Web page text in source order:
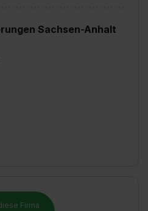
Sachsen-Anhalt
Firma